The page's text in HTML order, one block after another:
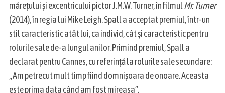
mărețului și excentricului pictor J.M.W. Turner, în filmulMr. Turner
(2014), în regia lui Mike Leigh. Spall a acceptat premiul, într-un
stil caracteristic atât lui, ca individ, cât și caracteristic pentru
rolurile sale de-a lungul anilor. Primind premiul, Spall a
declarat pentru Cannes, cu referință la rolurile sale secundare:
„Am petrecut mult timp fiind domnișoara de onoare. Aceasta
este prima data când am fost mireasa”.